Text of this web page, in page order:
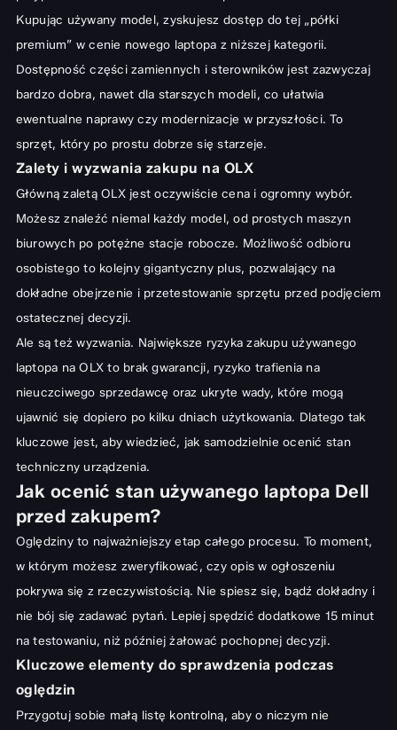
Dell Inspiron – Uniwersalne laptopy dla każdego
Bezpieczny zakup na OLX – Praktyczne porady
Odbiór osobisty i bezpieczne metody płatności
Czy używany laptop Dell to dobra inwestycja? Podsumowanie
Kupując używany model, zyskujesz dostęp do tej „półki
premium” w cenie nowego laptopa z niższej kategorii.
Dostępność części zamiennych i sterowników jest zazwyczaj
bardzo dobra, nawet dla starszych modeli, co ułatwia
ewentualne naprawy czy modernizacje w przyszłości. To
sprzęt, który po prostu dobrze się starzeje.
Zalety i wyzwania zakupu na OLX
Główną zaletą OLX jest oczywiście cena i ogromny wybór.
Możesz znaleźć niemal każdy model, od prostych maszyn
biurowych po potężne stacje robocze. Możliwość odbioru
osobistego to kolejny gigantyczny plus, pozwalający na
dokładne obejrzenie i przetestowanie sprzętu przed podjęciem
ostatecznej decyzji.
Ale są też wyzwania. Największe ryzyka zakupu używanego
laptopa na OLX to brak gwarancji, ryzyko trafienia na
nieuczciwego sprzedawcę oraz ukryte wady, które mogą
ujawnić się dopiero po kilku dniach użytkowania. Dlatego tak
kluczowe jest, aby wiedzieć, jak samodzielnie ocenić stan
techniczny urządzenia.
Jak ocenić stan używanego laptopa Dell
przed zakupem?
Oględziny to najważniejszy etap całego procesu. To moment,
w którym możesz zweryfikować, czy opis w ogłoszeniu
pokrywa się z rzeczywistością. Nie spiesz się, bądź dokładny i
nie bój się zadawać pytań. Lepiej spędzić dodatkowe 15 minut
na testowaniu, niż później żałować pochopnej decyzji.
Kluczowe elementy do sprawdzenia podczas
oględzin
Przygotuj sobie małą listę kontrolną, aby o niczym nie